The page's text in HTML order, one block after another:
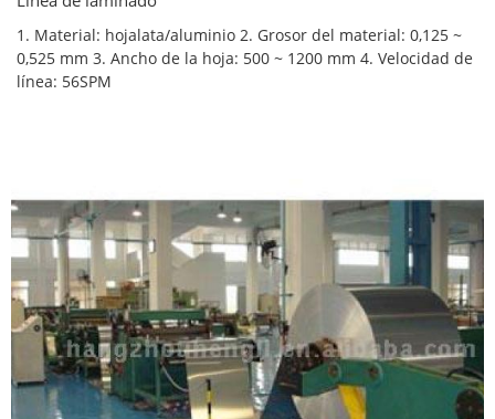
1. Material: hojalata/aluminio 2. Grosor del material: 0,125 ~
0,525 mm 3. Ancho de la hoja: 500 ~ 1200 mm 4. Velocidad de
línea: 56SPM